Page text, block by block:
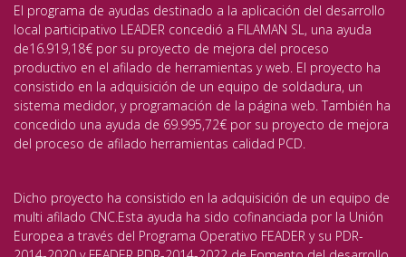
El programa de ayudas destinado a la aplicación del desarrollo
local participativo LEADER concedió a FILAMAN SL, una ayuda
de16.919,18€ por su proyecto de mejora del proceso
productivo en el afilado de herramientas y web. El proyecto ha
consistido en la adquisición de un equipo de soldadura, un
sistema medidor, y programación de la página web. También ha
concedido una ayuda de 69.995,72€ por su proyecto de mejora
del proceso de afilado herramientas calidad PCD.
Dicho proyecto ha consistido en la adquisición de un equipo de
multi afilado CNC.Esta ayuda ha sido cofinanciada por la Unión
Europea a través del Programa Operativo FEADER y su PDR-